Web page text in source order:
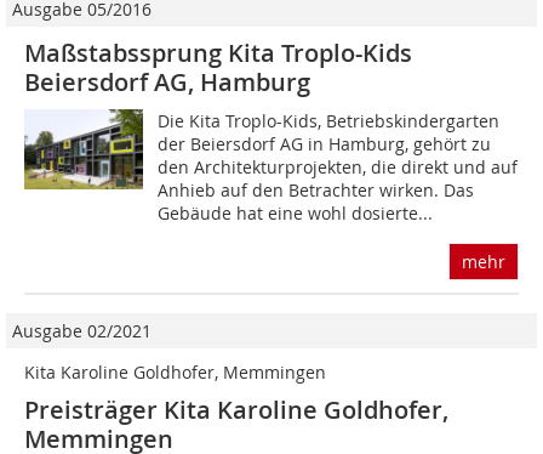
Ausgabe 05/2016
Maßstabssprung Kita Troplo-Kids
Beiersdorf AG, Hamburg
Die Kita Troplo-Kids, Betriebskindergarten
der Beiersdorf AG in Hamburg, gehört zu
den Architekturprojekten, die direkt und auf
Anhieb auf den Betrachter wirken. Das
Gebäude hat eine wohl dosierte...
mehr
Ausgabe 02/2021
Kita Karoline Goldhofer, Memmingen
Preisträger Kita Karoline Goldhofer,
Memmingen